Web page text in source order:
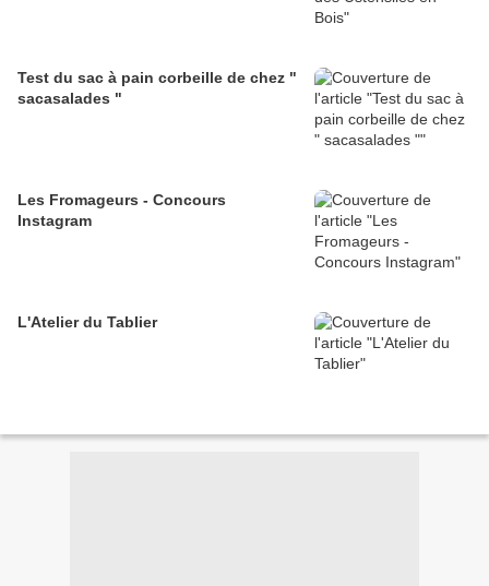
Test du sac à pain corbeille de chez "
sacasalades "
Les Fromageurs - Concours
Instagram
L'Atelier du Tablier